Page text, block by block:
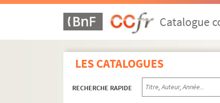
Catalogue
LES CATALOGUES
RECHERCHE RAPIDE